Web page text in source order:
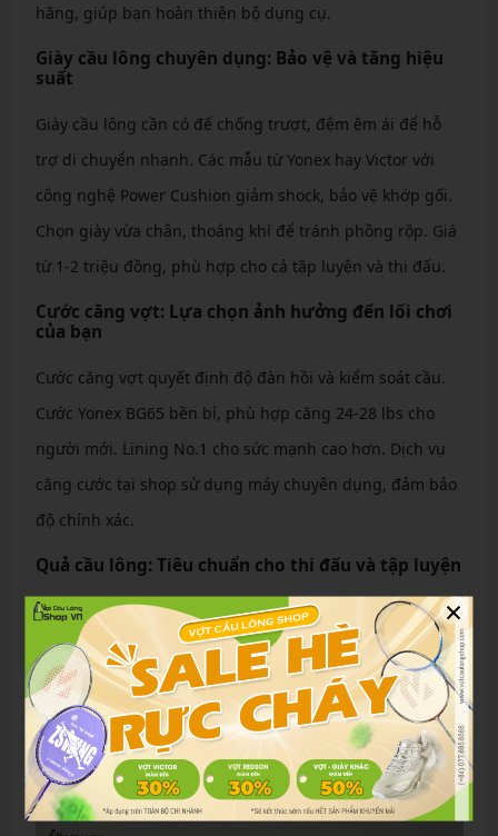
hãng, giúp bạn hoàn thiện bộ dụng cụ.
Giày cầu lông chuyên dụng: Bảo vệ và tăng hiệu
suất
Giày cầu lông cần có đế chống trượt, đệm êm ái để hỗ
trợ di chuyển nhanh. Các mẫu từ Yonex hay Victor với
công nghệ Power Cushion giảm shock, bảo vệ khớp gối.
Chọn giày vừa chân, thoáng khí để tránh phồng rộp. Giá
từ 1-2 triệu đồng, phù hợp cho cả tập luyện và thi đấu.
Cước căng vợt: Lựa chọn ảnh hưởng đến lối chơi
của bạn
Cước căng vợt quyết định độ đàn hồi và kiểm soát cầu.
Cước Yonex BG65 bền bỉ, phù hợp căng 24-28 lbs cho
người mới. Lining No.1 cho sức mạnh cao hơn. Dịch vụ
căng cước tại shop sử dụng máy chuyên dụng, đảm bảo
độ chính xác.
Quả cầu lông: Tiêu chuẩn cho thi đấu và tập luyện
Quả cầu lông chính hãng như Yonex AS-50 ổn định quỹ
đạo, bền lâu. Chọn loại lông ngỗng cho thi đấu, lông vịt
cho tập luyện. Shop cung cấp theo hộp, giá hợp lý, giúp
bạn duy trì chất lượng trận đấu.
Dịch vụ chuyên nghiệp chỉ có tại
Votcaulongshop
×